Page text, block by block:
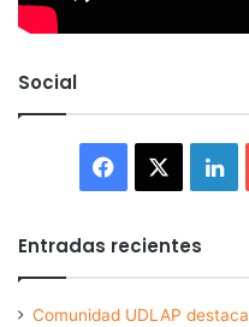
Social
Facebook
Entradas recientes
Comunidad UDLAP